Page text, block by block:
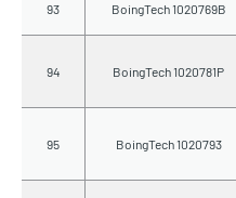
93 BoingTech 1020769B
94 BoingTech 1020781P
95 BoingTech 1020793